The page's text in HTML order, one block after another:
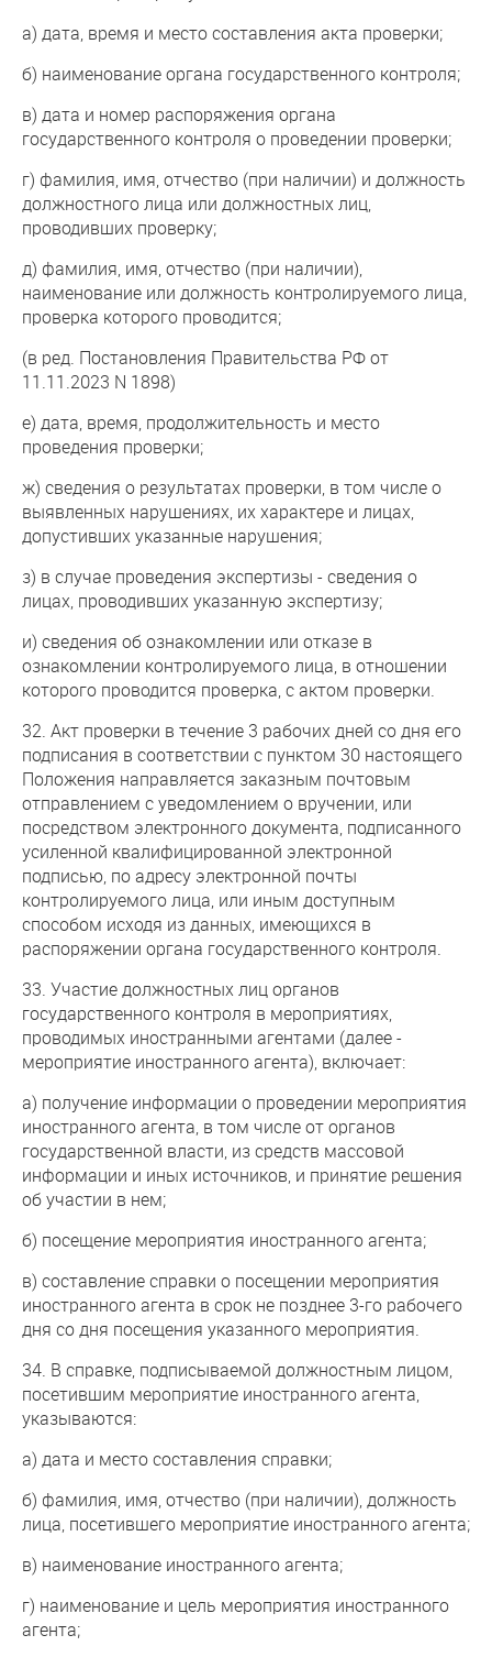
а) дата, время и место составления акта проверки;
б) наименование органа государственного контроля;
в) дата и номер распоряжения органа
государственного контроля о проведении проверки;
г) фамилия, имя, отчество (при наличии) и должность
должностного лица или должностных лиц,
проводивших проверку;
д) фамилия, имя, отчество (при наличии),
наименование или должность контролируемого лица,
проверка которого проводится;
(в ред. Постановления Правительства РФ от
11.11.2023 N 1898)
е) дата, время, продолжительность и место
проведения проверки;
ж) сведения о результатах проверки, в том числе о
выявленных нарушениях, их характере и лицах,
допустивших указанные нарушения;
з) в случае проведения экспертизы - сведения о
лицах, проводивших указанную экспертизу;
и) сведения об ознакомлении или отказе в
ознакомлении контролируемого лица, в отношении
которого проводится проверка, с актом проверки.
32. Акт проверки в течение 3 рабочих дней со дня его
подписания в соответствии с пунктом 30 настоящего
Положения направляется заказным почтовым
отправлением с уведомлением о вручении, или
посредством электронного документа, подписанного
усиленной квалифицированной электронной
подписью, по адресу электронной почты
контролируемого лица, или иным доступным
способом исходя из данных, имеющихся в
распоряжении органа государственного контроля.
33. Участие должностных лиц органов
государственного контроля в мероприятиях,
проводимых иностранными агентами (далее -
мероприятие иностранного агента), включает:
а) получение информации о проведении мероприятия
иностранного агента, в том числе от органов
государственной власти, из средств массовой
информации и иных источников, и принятие решения
об участии в нем;
б) посещение мероприятия иностранного агента;
в) составление справки о посещении мероприятия
иностранного агента в срок не позднее 3-го рабочего
дня со дня посещения указанного мероприятия.
34. В справке, подписываемой должностным лицом,
посетившим мероприятие иностранного агента,
указываются:
а) дата и место составления справки;
б) фамилия, имя, отчество (при наличии), должность
лица, посетившего мероприятие иностранного агента;
в) наименование иностранного агента;
г) наименование и цель мероприятия иностранного
агента;